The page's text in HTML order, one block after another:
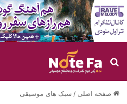
جستجو برای
صفحه اصلی / سبک های موسیقی